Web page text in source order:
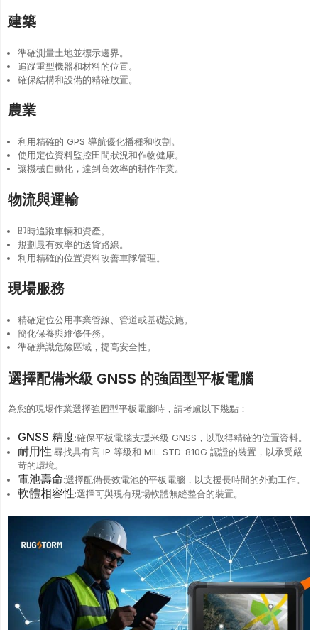
建築
準確測量土地並標示邊界。
追蹤重型機器和材料的位置。
確保結構和設備的精確放置。
農業
利用精確的 GPS 導航優化播種和收割。
使用定位資料監控田間狀況和作物健康。
讓機械自動化，達到高效率的耕作作業。
物流與運輸
即時追蹤車輛和資產。
規劃最有效率的送貨路線。
利用精確的位置資料改善車隊管理。
現場服務
精確定位公用事業管線、管道或基礎設施。
簡化保養與維修任務。
準確辨識危險區域，提高安全性。
選擇配備米級 GNSS 的強固型平板電腦
為您的現場作業選擇強固型平板電腦時，請考慮以下幾點：
GNSS 精度:確保平板電腦支援米級 GNSS，以取得精確的位置資料。
耐用性:尋找具有高 IP 等級和 MIL-STD-810G 認證的裝置，以承受嚴
苛的環境。
電池壽命:選擇配備長效電池的平板電腦，以支援長時間的外勤工作。
軟體相容性:選擇可與現有現場軟體無縫整合的裝置。